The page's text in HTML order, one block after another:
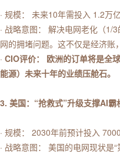
· 规模： 未来10年需投入 1.2万
· 战略意图： 解决电网老化（1/
网的拥堵问题。这不仅是经济账
· CIO评价： 欧洲的订单将是全
能源）未来十年的业绩压舱石。
3. 美国：“抢救式”升级支撑AI霸
· 规模： 2030年前预计投入 7000
· 战略意图： 美国的电网现状是